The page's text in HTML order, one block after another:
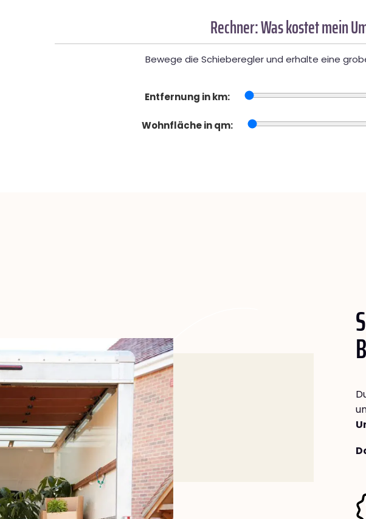
Rechner: Was kostet mein
Bewege die Schieberegler und erhalte eine
Entfernung in km:
Wohnfläche in qm: